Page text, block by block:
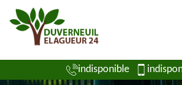
indisponible